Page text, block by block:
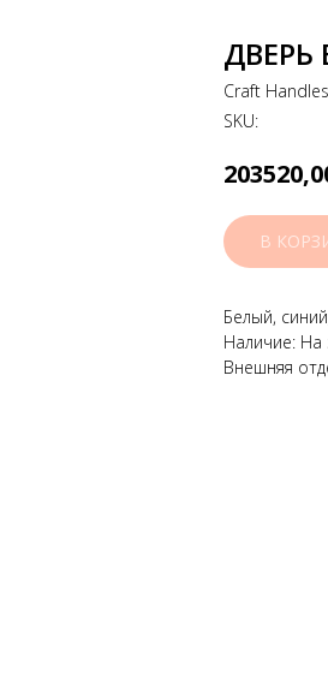
ДВЕРЬ
Craft Handles
SKU:
В
Белый,
Наличие: На
Внешняя